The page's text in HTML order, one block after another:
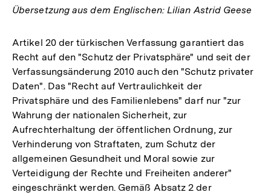
Übersetzung aus dem Englischen: Lilian Astrid Geese
Artikel 20 der türkischen Verfassung garantiert das
Recht auf den "Schutz der Privatsphäre" und seit der
Verfassungsänderung 2010 auch den "Schutz privater
Daten". Das "Recht auf Vertraulichkeit der
Privatsphäre und des Familienlebens" darf nur "zur
Wahrung der nationalen Sicherheit, zur
Aufrechterhaltung der öffentlichen Ordnung, zur
Verhinderung von Straftaten, zum Schutz der
allgemeinen Gesundheit und Moral sowie zur
Verteidigung der Rechte und Freiheiten anderer"
eingeschränkt werden. Gemäß Absatz 2 der